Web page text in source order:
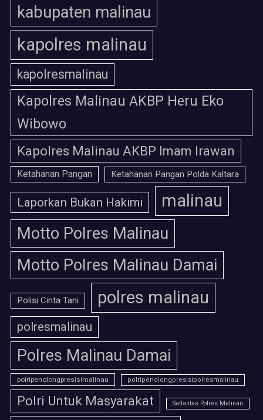
kabupaten malinau
kapolres malinau
kapolresmalinau
Kapolres Malinau AKBP Heru Eko
Wibowo
Kapolres Malinau AKBP Imam Irawan
Ketahanan Pangan Ketahanan Pangan Polda Kaltara
Laporkan Bukan Hakimi malinau
Motto Polres Malinau
Motto Polres Malinau Damai
Polisi Cinta Tani polres malinau
polresmalinau
Polres Malinau Damai
polripenolongpresisimalinau polripenolongpresisipolresmalinau
Polri Untuk Masyarakat Satlantas Polres Malinau